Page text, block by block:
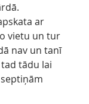
ar
vietu un tur
nav un tanī
tādu lai